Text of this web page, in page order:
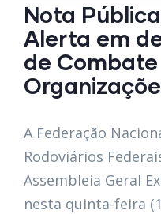
Nota
Alerta em
de
A Federação
Rodoviários
Assembleia Geral
nesta quinta-feira